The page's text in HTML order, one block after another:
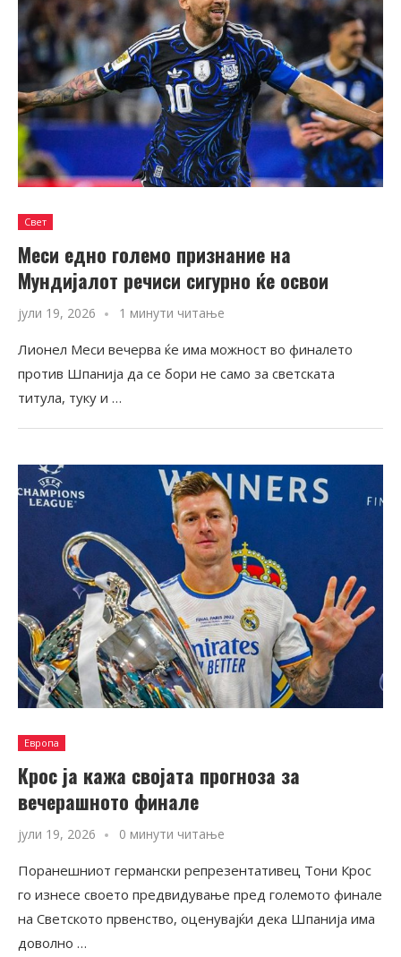
Свет
Меси едно големо признание на
Мундијалот речиси сигурно ќе освои
јули 19, 2026 1 минути читање
Лионел Меси вечерва ќе има можност во финалето
против Шпанија да се бори не само за светската
титула, туку и …
Европа
Крос ја кажа својата прогноза за
вечерашното финале
јули 19, 2026 0 минути читање
Поранешниот германски репрезентативец Тони Крос
го изнесе своето предвидување пред големото финале
на Светското првенство, оценувајќи дека Шпанија има
доволно …